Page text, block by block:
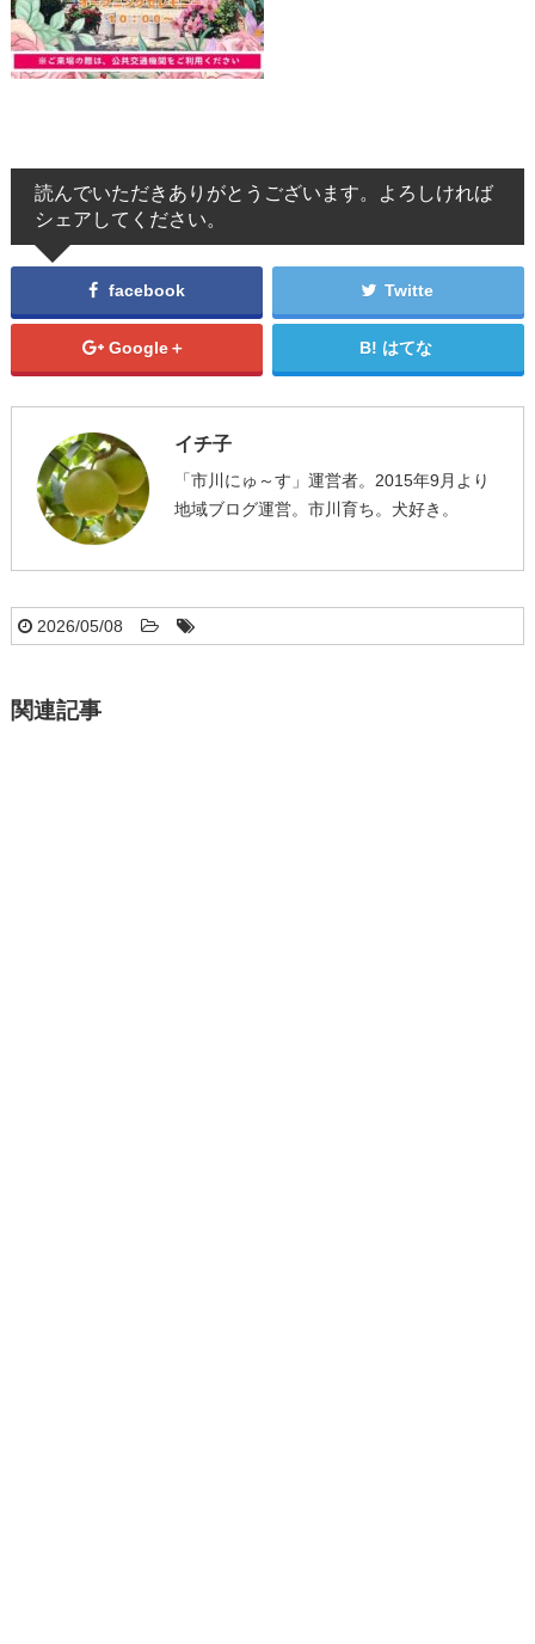
読んでいただきありがとうございます。よろしければ
シェアしてください。
facebook Twitte
Google＋ はてな
イチ子
「市川にゅ～す」運営者。2015年9月より
地域ブログ運営。市川育ち。犬好き。
2026/05/08
関連記事